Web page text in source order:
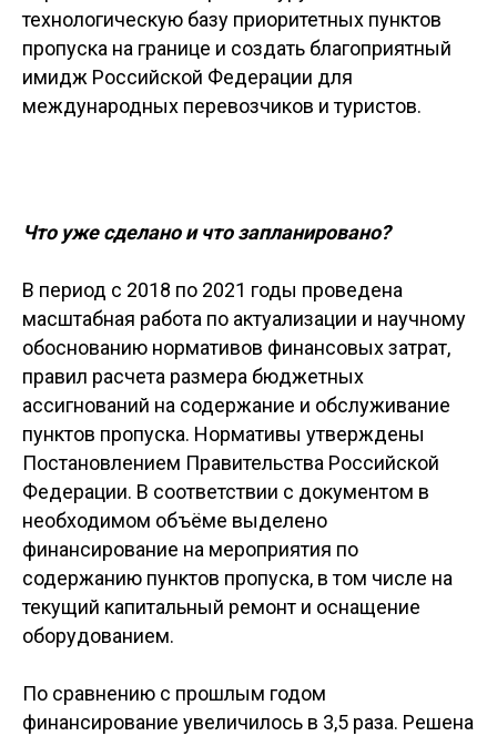
технологическую базу приоритетных пунктов
пропуска на границе и создать благоприятный
имидж Российской Федерации для
международных перевозчиков и туристов.
Что уже сделано и что запланировано?
В период с 2018 по 2021 годы проведена
масштабная работа по актуализации и научному
обоснованию нормативов финансовых затрат,
правил расчета размера бюджетных
ассигнований на содержание и обслуживание
пунктов пропуска. Нормативы утверждены
Постановлением Правительства Российской
Федерации. В соответствии с документом в
необходимом объёме выделено
финансирование на мероприятия по
содержанию пунктов пропуска, в том числе на
текущий капитальный ремонт и оснащение
оборудованием.
По сравнению с прошлым годом
финансирование увеличилось в 3,5 раза. Решена